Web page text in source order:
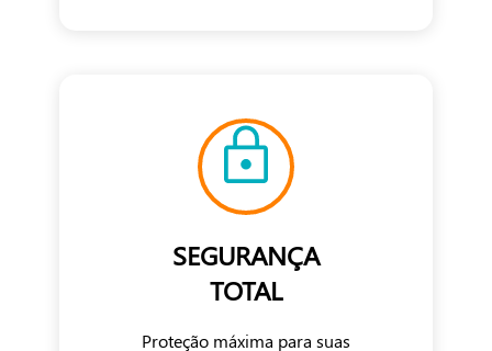
SEGURANÇA
TOTAL
Proteção máxima para suas